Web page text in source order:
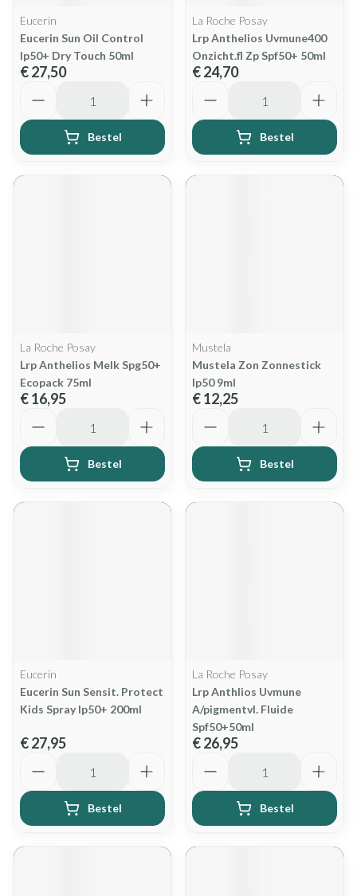
Eucerin
Eucerin Sun Oil Control
Ip50+ Dry Touch 50ml
€ 27,50
Bestel
La Roche Posay
Lrp Anthelios Uvmune400
Onzicht.fl Zp Spf50+ 50ml
€ 24,70
Bestel
La Roche Posay
Lrp Anthelios Melk Spg50+
Ecopack 75ml
€ 16,95
Bestel
Mustela
Mustela Zon Zonnestick
Ip50 9ml
€ 12,25
Bestel
Eucerin
Eucerin Sun Sensit. Protect
Kids Spray Ip50+ 200ml
€ 27,95
Bestel
La Roche Posay
Lrp Anthlios Uvmune
A/pigmentvl. Fluide
Spf50+50ml
€ 26,95
Bestel